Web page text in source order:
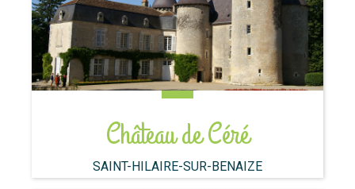
Château de Céré
SAINT-HILAIRE-SUR-BENAIZE